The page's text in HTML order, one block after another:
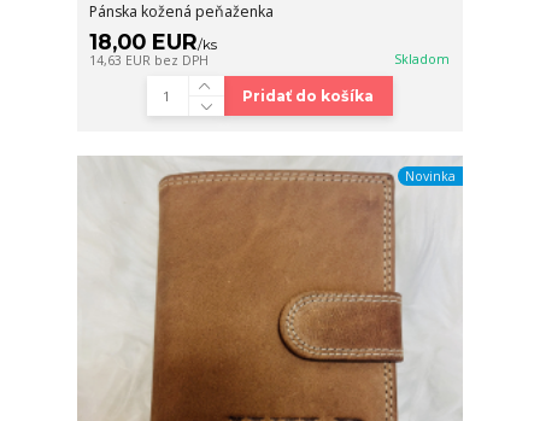
Pánska kožená peňaženka
18,00 EUR/ks
14,63 EUR bez DPH Skladom
Pridať do košíka
Novinka